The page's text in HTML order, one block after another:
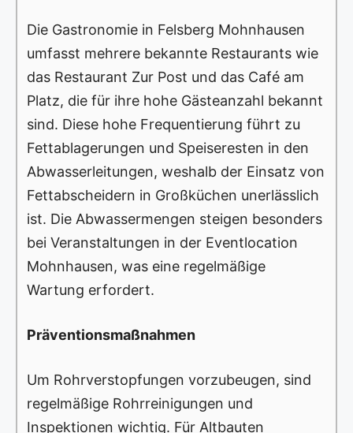
Die Gastronomie in Felsberg Mohnhausen
umfasst mehrere bekannte Restaurants wie
das Restaurant Zur Post und das Café am
Platz, die für ihre hohe Gästeanzahl bekannt
sind. Diese hohe Frequentierung führt zu
Fettablagerungen und Speiseresten in den
Abwasserleitungen, weshalb der Einsatz von
Fettabscheidern in Großküchen unerlässlich
ist. Die Abwassermengen steigen besonders
bei Veranstaltungen in der Eventlocation
Mohnhausen, was eine regelmäßige
Wartung erfordert.
Präventionsmaßnahmen
Um Rohrverstopfungen vorzubeugen, sind
regelmäßige Rohrreinigungen und
Inspektionen wichtig. Für Altbauten